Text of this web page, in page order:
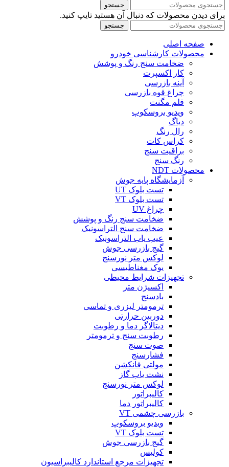
جستجو
برای دیدن محصولات که دنبال آن هستید تایپ کنید.
جستجو
صفحه اصلی
محصولات کارشناسی خودرو
ضخامت سنج رنگ و پوشش
کار اکسپرت
آینه بازرسی
چراغ قوه بازرسی
قلم مگنت
ویدیو بروسکوپ
دیاگ
رال رنگ
کراس کات
براقیت سنج
رنگ سنج
محصولات NDT
آزمایشگاه پایه جوش
تست بلوک UT
تست بلوک VT
چراغ UV
ضخامت سنج رنگ و پوشش
ضخامت سنج التراسونیک
عیب یاب التراسونیک
گیج بازرسی جوش
لوکس متر نورسنج
یوک مغناطیسی
تجهیزات شرایط محیطی
اکسیژن متر
بادسنج
ترمومتر لیزری و تماسی
دوربین حرارتی
دیتالاگر دما و رطوبت
رطوبت سنج و ترمومتر
صوت سنج
فشارسنج
مولتی فانکشن
نشت یاب گاز
لوکس متر نورسنج
کالیبراتور
کالیبراتور دما
بازرسی چشمی VT
ویدیو بروسکوپ
تست بلوک VT
گیج بازرسی جوش
کولیس
تجهیزات مرجع استاندارد کالیبراسیون